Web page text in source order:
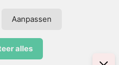
Privacybeleid–
SiteOnline
Aanpassen
alles